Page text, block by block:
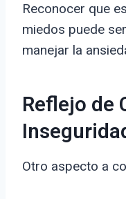
Reconocer que
miedos puede
manejar la
Reflejo de
Otro aspecto a